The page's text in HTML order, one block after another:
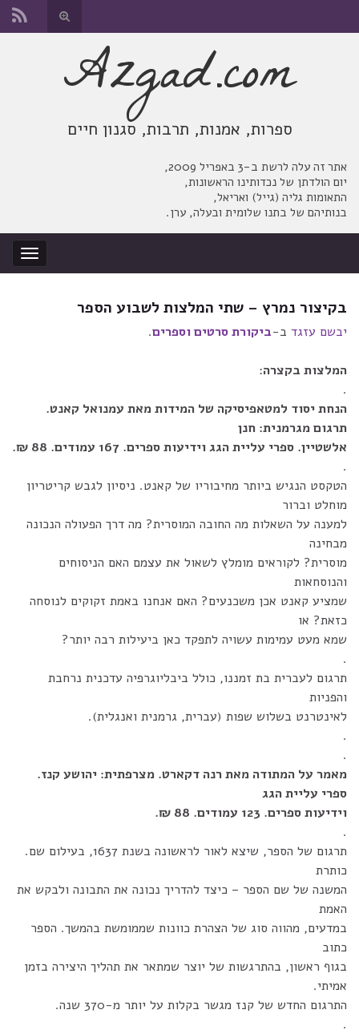
החלף
טופס
אתר זה עלה לרשת ב-3 באפריל 2009,
יום הולדתן של נכדותינו הראשונות,
התאומות גליה (גייל) ואריאל,
בנותיהם של בתנו שלומית ובעלה, ערן.
החלף
ניווט
Azgad.com
ספרות, אמנות, תרבות, סגנון חיים
בקיצור נמרץ – שתי המלצות לשבוע הספר
יבשם עזגד ב-ביקורת סרטים וספרים.
המלצות בקצרה:
.
הנחת יסוד למטאפיסיקה של המידות מאת עמנואל קאנט.
תרגום מגרמנית: חנן
אלשטיין. ספרי עליית הגג וידיעות ספרים. 167 עמודים. 88 ₪.
.
הטקסט הנגיש ביותר מחיבוריו של קאנט. ניסיון לגבש קריטריון
מוחלט וברור
למענה על השאלות מה החובה המוסרית? מה דרך הפעולה הנכונה
מבחינה
מוסרית? לקוראים מומלץ לשאול את עצמם האם הניסוחים
והנוסחאות
שמציע קאנט אכן משכנעים? האם אנחנו באמת זקוקים לנוסחה
כזאת? או
שמא מעט עמימות עשויה לתפקד כאן ביעילות רבה יותר?
.
תרגום לעברית בת זמננו, כולל ביבליוגרפיה עדכנית נרחבת
והפניות
לאינטרנט בשלוש שפות (עברית, גרמנית ואנגלית).
.
.
מאמר על המתודה מאת רנה דקארט. מצרפתית: יהושע קנז.
ספרי עליית הגג
וידיעות ספרים. 123 עמודים. 88 ₪.
.
תרגום של הספר, שיצא לאור לראשונה בשנת 1637, בעילום שם.
כותרת
המשנה של שם הספר – כיצד להדריך נכונה את התבונה ולבקש את
האמת
במדעים, מהווה סוג של הצהרת כוונות שממומשת בהמשך. הספר
כתוב
בגוף ראשון, בהתרגשות של יוצר שמתאר את תהליך היצירה בזמן
אמיתי.
התרגום החדש של קנז מגשר בקלות על יותר מ-370 שנה.
.